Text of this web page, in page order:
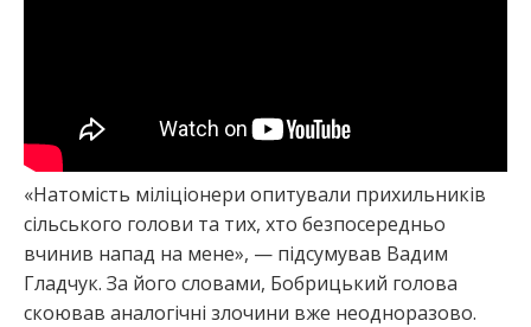
«Натомість міліціонери опитували прихильників
сільського голови та тих, хто безпосередньо
вчинив напад на мене», — підсумував Вадим
Гладчук. За його словами, Бобрицький голова
скоював аналогічні злочини вже неодноразово.